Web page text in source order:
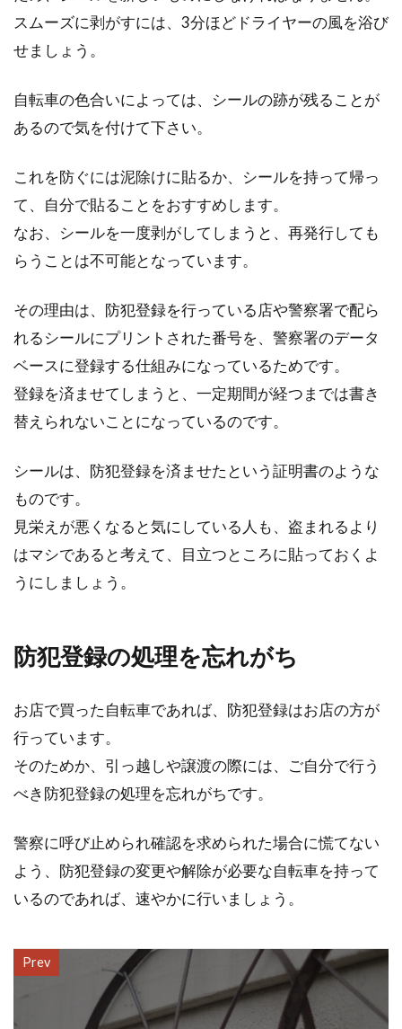
スムーズに剥がすには、3分ほどドライヤーの風を浴び
せましょう。
自転車の色合いによっては、シールの跡が残ることが
あるので気を付けて下さい。
これを防ぐには泥除けに貼るか、シールを持って帰っ
て、自分で貼ることをおすすめします。
なお、シールを一度剥がしてしまうと、再発行しても
らうことは不可能となっています。
その理由は、防犯登録を行っている店や警察署で配ら
れるシールにプリントされた番号を、警察署のデータ
ベースに登録する仕組みになっているためです。
登録を済ませてしまうと、一定期間が経つまでは書き
替えられないことになっているのです。
シールは、防犯登録を済ませたという証明書のような
ものです。
見栄えが悪くなると気にしている人も、盗まれるより
はマシであると考えて、目立つところに貼っておくよ
うにしましょう。
防犯登録の処理を忘れがち
お店で買った自転車であれば、防犯登録はお店の方が
行っています。
そのためか、引っ越しや譲渡の際には、ご自分で行う
べき防犯登録の処理を忘れがちです。
警察に呼び止められ確認を求められた場合に慌てない
よう、防犯登録の変更や解除が必要な自転車を持って
いるのであれば、速やかに行いましょう。
Prev